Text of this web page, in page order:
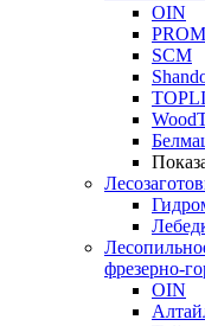
OIN
SCM
фрезерно-
OIN